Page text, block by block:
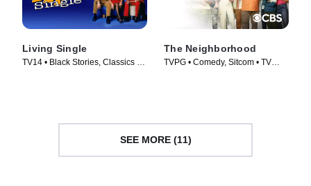
Living Single
TV14 • Black Stories, Classics •
The Neighborhood
TVPG • Comedy, Sitcom • TV
SEE MORE (11)